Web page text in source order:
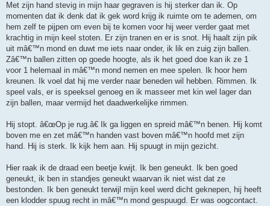
Met zijn hand stevig in mijn haar gegraven is hij sterker dan ik. Op
momenten dat ik denk dat ik gek word krijg ik ruimte om te ademen, om
hem zelf te pijpen om even bij te komen voor hij weer verder gaat met
krachtig in mijn keel stoten. Er zijn tranen en er is snot. Hij haalt zijn pik
uit mâ€™n mond en duwt me iets naar onder, ik lik en zuig zijn ballen.
Zâ€™n ballen zitten op goede hoogte, als ik het goed doe kan ik ze 1
voor 1 helemaal in mâ€™n mond nemen en mee spelen. Ik hoor hem
kreunen. Ik voel dat hij me verder naar beneden wil hebben. Rimmen. Ik
speel vals, er is speeksel genoeg en ik masseer met kin wel lager dan
zijn ballen, maar vermijd het daadwerkelijke rimmen.
Hij stopt. â€œOp je rug.â€ Ik ga liggen en spreid mâ€™n benen. Hij komt
boven me en zet mâ€™n handen vast boven mâ€™n hoofd met zijn
hand. Hij is sterk. Ik kijk hem aan. Hij spuugt in mijn gezicht.
Hier raak ik de draad een beetje kwijt. Ik ben geneukt. Ik ben goed
geneukt, ik ben in standjes geneukt waarvan ik niet wist dat ze
bestonden. Ik ben geneukt terwijl mijn keel werd dicht geknepen, hij heeft
een klodder spuug recht in mâ€™n mond gespuugd. Er was oogcontact.